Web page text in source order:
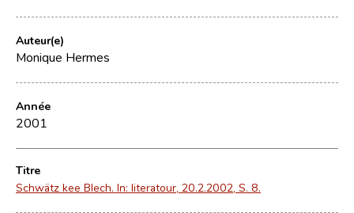
Auteur(e)
Monique Hermes
Année
2001
Titre
Schwätz kee Blech. In: literatour, 20.2.2002, S. 8.